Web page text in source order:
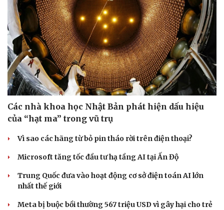
Văn hóa
Sân khấu - Điện ảnh
Văn học
Âm nhạc
Di sản
Giải trí
Nghệ sĩ
Thời trang
Sao Việt
Các nhà khoa học Nhật Bản phát hiện dấu hiệu
của “hạt ma” trong vũ trụ
Vì sao các hãng từ bỏ pin tháo rời trên điện thoại?
Microsoft tăng tốc đầu tư hạ tầng AI tại Ấn Độ
Trung Quốc đưa vào hoạt động cơ sở điện toán AI lớn
nhất thế giới
Meta bị buộc bồi thường 567 triệu USD vì gây hại cho trẻ